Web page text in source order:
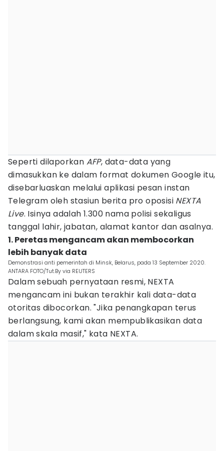
Seperti dilaporkan AFP, data-data yang
dimasukkan ke dalam format dokumen Google itu,
disebarluaskan melalui aplikasi pesan instan
Telegram oleh stasiun berita pro oposisi NEXTA
Live. Isinya adalah 1.300 nama polisi sekaligus
tanggal lahir, jabatan, alamat kantor dan asalnya.
1. Peretas mengancam akan membocorkan
lebih banyak data
Demonstrasi anti pemerintah di Minsk, Belarus, pada 13 September 2020.
ANTARA FOTO/Tut.By via REUTERS
Dalam sebuah pernyataan resmi, NEXTA
mengancam ini bukan terakhir kali data-data
otoritas dibocorkan. "Jika penangkapan terus
berlangsung, kami akan mempublikasikan data
dalam skala masif," kata NEXTA.